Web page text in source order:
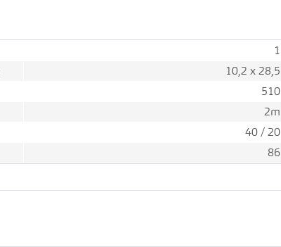
1
10,2 x 28,5
510
2m
40 / 20
86